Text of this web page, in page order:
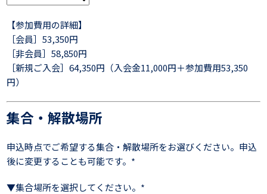
【参加費用の詳細】
［会員］53,350円
［非会員］58,850円
［新規ご入会］64,350円（入会金11,000円＋参加費用53,350
円）
集合・解散場所
申込時点でご希望する集合・解散場所をお選びください。申込
後に変更することも可能です。*
▼集合場所を選択してください。*